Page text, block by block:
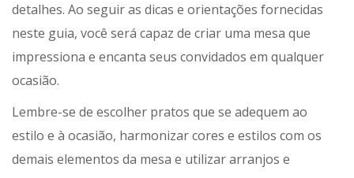
detalhes. Ao seguir as dicas e orientações fornecidas
neste guia, você será capaz de criar uma mesa que
impressiona e encanta seus convidados em qualquer
ocasião.
Lembre-se de escolher pratos que se adequem ao
estilo e à ocasião, harmonizar cores e estilos com os
demais elementos da mesa e utilizar arranjos e